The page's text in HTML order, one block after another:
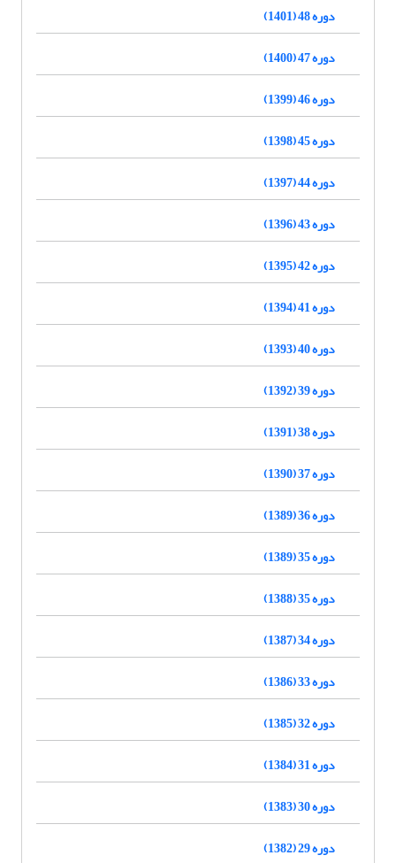
دوره 48 (1401)
دوره 47 (1400)
دوره 46 (1399)
دوره 45 (1398)
دوره 44 (1397)
دوره 43 (1396)
دوره 42 (1395)
دوره 41 (1394)
دوره 40 (1393)
دوره 39 (1392)
دوره 38 (1391)
دوره 37 (1390)
دوره 36 (1389)
دوره 35 (1389)
دوره 35 (1388)
دوره 34 (1387)
دوره 33 (1386)
دوره 32 (1385)
دوره 31 (1384)
دوره 30 (1383)
دوره 29 (1382)